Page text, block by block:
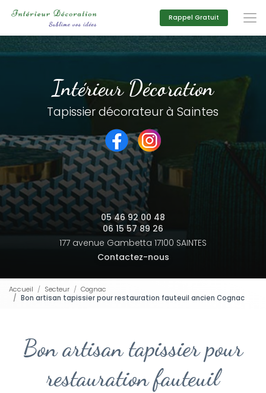
principal
Rappel Gratuit
Intérieur Décoration
Tapissier décorateur à Saintes
05 46 92 00 48
06 15 57 89 26
177 avenue Gambetta 17100 SAINTES
Contactez-nous
Accueil Secteur
Cognac
Bon artisan tapissier pour restauration fauteuil ancien Cognac
Bon artisan tapissier pour
restauration fauteuil